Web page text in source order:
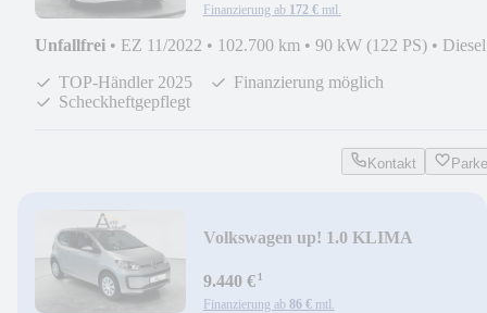
Finanzierung ab 172 € mtl.
Unfallfrei • EZ 11/2022 • 102.700 km • 90 kW (122 PS) • Diesel
TOP-Händler 2025
Finanzierung möglich
Scheckheftgepflegt
Kontakt
Volkswagen up! 1.0 KLIMA
9.440 €¹
Finanzierung ab 86 € mtl.